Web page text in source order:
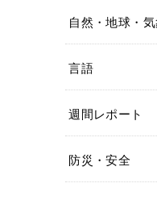
自然・地球・気
言語
週間レポート
防災・安全